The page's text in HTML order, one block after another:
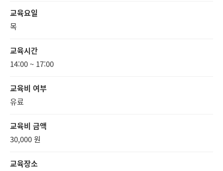
교육요일
목
교육시간
14:00 ~ 17:00
교육비 여부
유료
교육비 금액
30,000 원
교육장소